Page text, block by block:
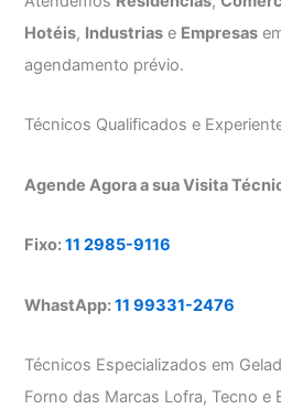
Hotéis, Industrias e Empresas
agendamento prévio.
Técnicos Qualificados e
Agende Agora a sua Visita
Fixo:11 2985-9116
WhastApp:11 99331-2476
Técnicos Especializados em
Forno das Marcas Lofra, Tecno e